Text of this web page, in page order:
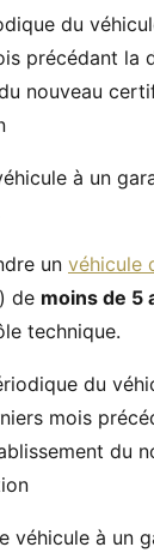
du
précédant la
nouveau
à un
un véhicule
de moins de 5
technique.
du
mois
du
véhicule à un